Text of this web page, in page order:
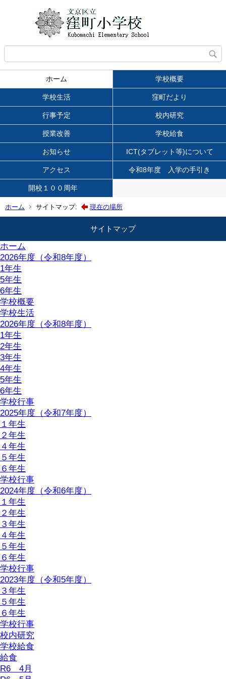
ホーム 学校概要
学校生活 窪町だより
行事予定 校内研究
授業改善 学校給食
お知らせ ICT(タブレット等)について
アクセス 令和8年度 入学の手引き
開校１００周年
ホーム サイトマップ: 現在の場所
サイトマップ
ホーム
2026年度（令和8年度）
1年生
5年生
6年生
学校概要
学校生活
2026年度（令和8年度）
1年生
2年生
3年生
4年生
5年生
6年生
学校行事
2025年度（令和7年度）
１年生
２年生
４年生
５年生
６年生
学校行事
2024年度（令和6年度）
１年生
２年生
３年生
４年生
５年生
６年生
学校行事
2023年度（令和5年度）
３年生
５年生
６年生
学校行事
校内研究
学校給食
給食
R6 4月